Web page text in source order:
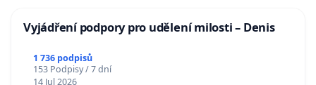
Vyjádření podpory pro udělení milosti – Denis
1 736 podpisů
153 Podpisy / 7 dní
14 Jul 2026